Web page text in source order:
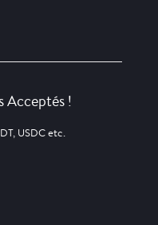
Acceptés !
USDC etc.